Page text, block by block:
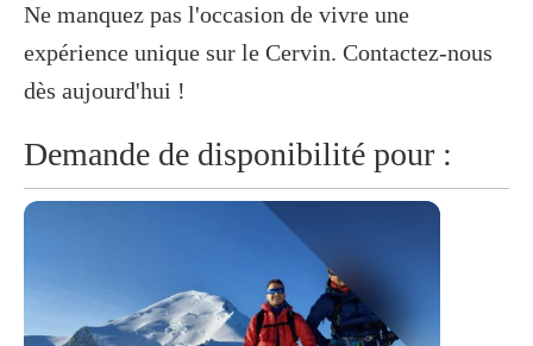
Ne manquez pas l'occasion de vivre une
expérience unique sur le Cervin. Contactez-nous
dès aujourd'hui !
Demande de disponibilité pour :